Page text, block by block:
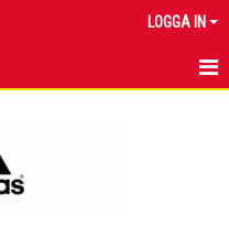
LOGGA IN